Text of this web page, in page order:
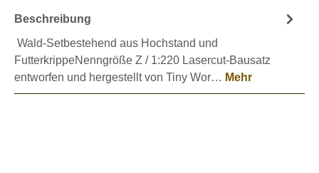
Beschreibung
Wald-Setbestehend aus Hochstand und
FutterkrippeNenngröße Z / 1:220 Lasercut-Bausatz
entworfen und hergestellt von Tiny Wor… Mehr